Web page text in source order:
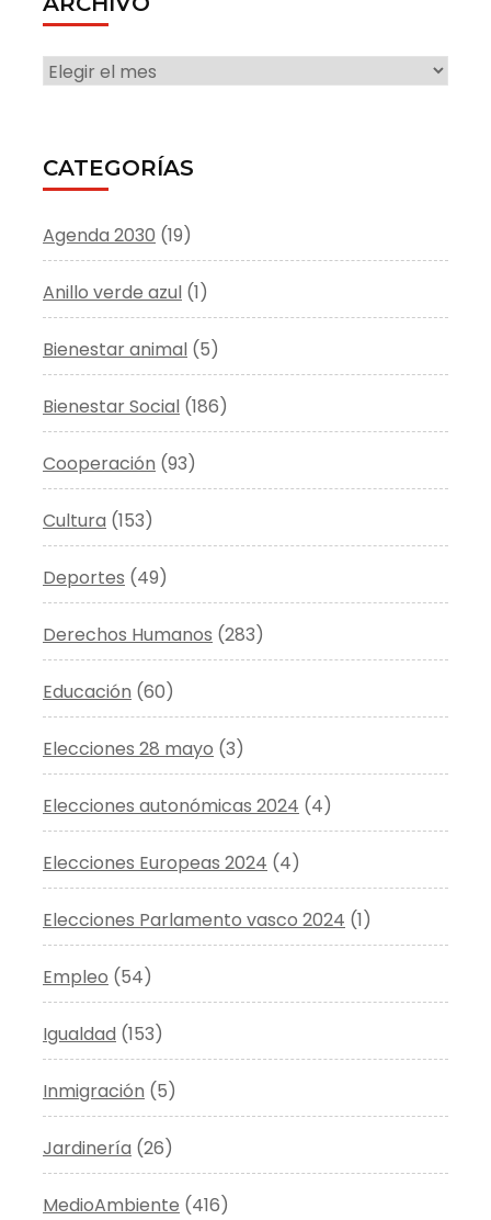
ARCHIVO
CATEGORÍAS
Agenda 2030 (19)
Anillo verde azul (1)
Bienestar animal (5)
Bienestar Social (186)
Cooperación (93)
Cultura (153)
Deportes (49)
Derechos Humanos (283)
Educación (60)
Elecciones 28 mayo (3)
Elecciones autonómicas 2024 (4)
Elecciones Europeas 2024 (4)
Elecciones Parlamento vasco 2024 (1)
Empleo (54)
Igualdad (153)
Inmigración (5)
Jardinería (26)
MedioAmbiente (416)